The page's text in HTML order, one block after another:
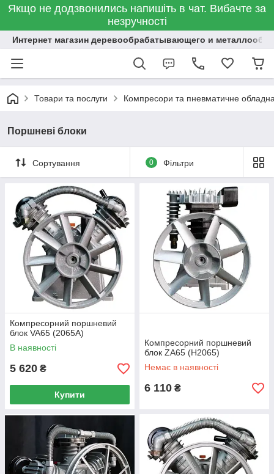
Якщо не додзвонились напишіть в чат. Вибачте за
незручності
Интернет магазин деревообрабатывающего и
Товари та послуги Компресори та пневматичне
Поршневі блоки
Сортування 0 Фільтри
Компресорний поршневий
блок VA65 (2065A)
В наявності
5 620 ₴
Купити
Компресорний поршневий
блок ZA65 (H2065)
Немає в наявності
6 110 ₴